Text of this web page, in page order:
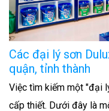
Các đại lý sơn
quận, tỉnh thành
Việc tìm kiếm một "đại
cấp thiết. Dưới đây là